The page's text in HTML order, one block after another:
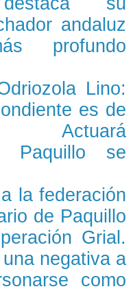
andaluz
profundo
Lino:
es de
Paquillo se
la federación
de Paquillo
Grial.
negativa a
como